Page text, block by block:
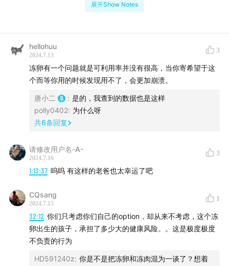
小二：GAP中的内容创作者
宇山：电视剧行业从业者
【嘉宾】Eci：节目制作人&创业者
【时间轴】
03:00 第一次有冻卵的想法
决定要冻卵之后，第一件事情是什么
泰国和美国冻卵的区别
展开Show Notes
hellohuu
2024.7.13
3
冻卵有一个问题就是可利用率并没有很高，当你寄希望于这
个而等你用的时候发现用不了，会更加崩溃。
唐小二 : 是的，我查到的数据也是这样
polly0402: 为什么呀
共6条回复
请修改用户名-A-
2024.7.16
3
1:13:37 呜呜 有这样的老爸也太幸运了吧
CQsang
2024.7.15
1
32:12 你们只考虑你们自己的option，却从来不考虑，这个冻
卵出生的孩子，承担了多少大的健康风险。。这是极度极度
不负责的行为
HD591240z: 你是不是把冻卵和冻肉混为一谈了？想着